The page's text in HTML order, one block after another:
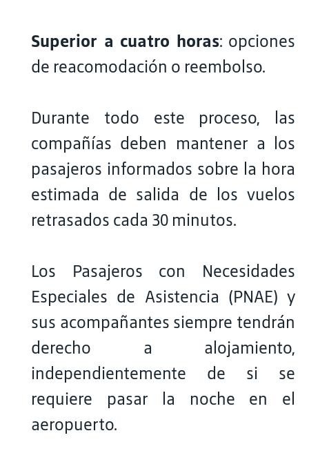
Superior a cuatro horas: opciones
de reacomodación o reembolso.
Durante todo este proceso, las
compañías deben mantener a los
pasajeros informados sobre la hora
estimada de salida de los vuelos
retrasados cada 30 minutos.
Los Pasajeros con Necesidades
Especiales de Asistencia (PNAE) y
sus acompañantes siempre tendrán
derecho a alojamiento,
independientemente de si se
requiere pasar la noche en el
aeropuerto.